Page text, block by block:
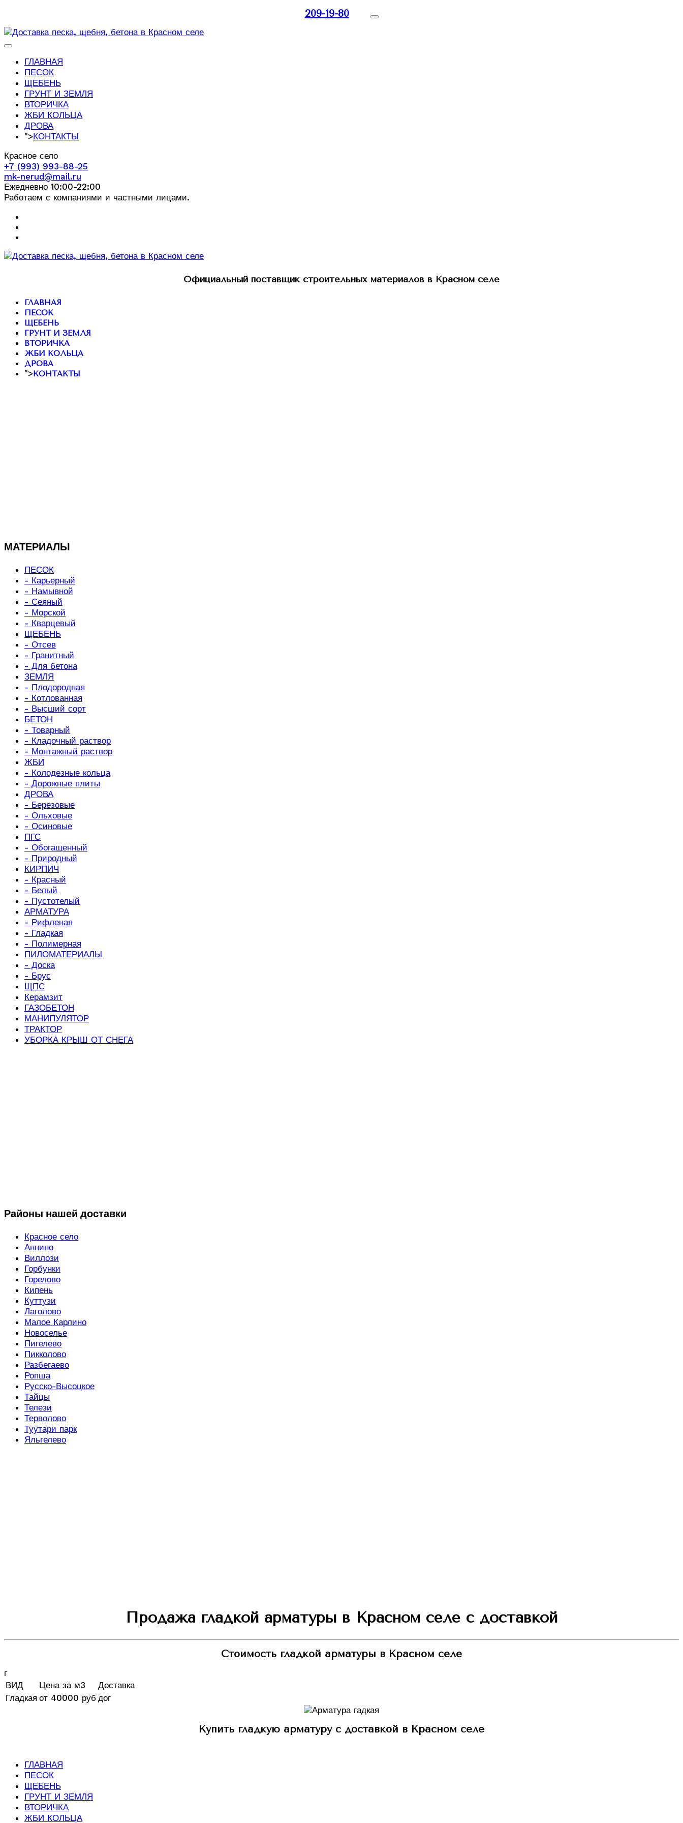
209-19-80
ГЛАВНАЯ
ПЕСОК
ЩЕБЕНЬ
ГРУНТ И ЗЕМЛЯ
ВТОРИЧКА
ЖБИ КОЛЬЦА
ДРОВА
">КОНТАКТЫ
Красное село
+7 (993) 993-88-25
mk-nerud@mail.ru
Ежедневно 10:00-22:00
Работаем с компаниями и частными лицами.
Официальный поставщик строительных материалов в Красном селе
ГЛАВНАЯ
ПЕСОК
ЩЕБЕНЬ
ГРУНТ И ЗЕМЛЯ
ВТОРИЧКА
ЖБИ КОЛЬЦА
ДРОВА
">КОНТАКТЫ
МАТЕРИАЛЫ
ПЕСОК
- Карьерный
- Намывной
- Сеяный
- Морской
- Кварцевый
ЩЕБЕНЬ
- Отсев
- Гранитный
- Для бетона
ЗЕМЛЯ
- Плодородная
- Котлованная
- Высший сорт
БЕТОН
- Товарный
- Кладочный раствор
- Монтажный раствор
ЖБИ
- Колодезные кольца
- Дорожные плиты
ДРОВА
- Березовые
- Ольховые
- Осиновые
ПГС
- Обогащенный
- Природный
КИРПИЧ
- Красный
- Белый
- Пустотелый
АРМАТУРА
- Рифленая
- Гладкая
- Полимерная
ПИЛОМАТЕРИАЛЫ
- Доска
- Брус
ЩПС
Керамзит
ГАЗОБЕТОН
МАНИПУЛЯТОР
ТРАКТОР
УБОРКА КРЫШ ОТ СНЕГА
Районы нашей доставки
Красное село
Аннино
Виллози
Горбунки
Горелово
Кипень
Куттузи
Лаголово
Малое Карлино
Новоселье
Пигелево
Пикколово
Разбегаево
Ропша
Русско-Высоцкое
Тайцы
Телези
Терволово
Туутари парк
Яльгелево
Продажа гладкой арматуры в Красном селе с доставкой
Стоимость гладкой арматуры в Красном селе
г
ВИД
Цена за м3
Доставка
Гладкая от 40000 руб дог
Купить гладкую арматуру с доставкой в Красном селе
ГЛАВНАЯ
ПЕСОК
ЩЕБЕНЬ
ГРУНТ И ЗЕМЛЯ
ВТОРИЧКА
ЖБИ КОЛЬЦА